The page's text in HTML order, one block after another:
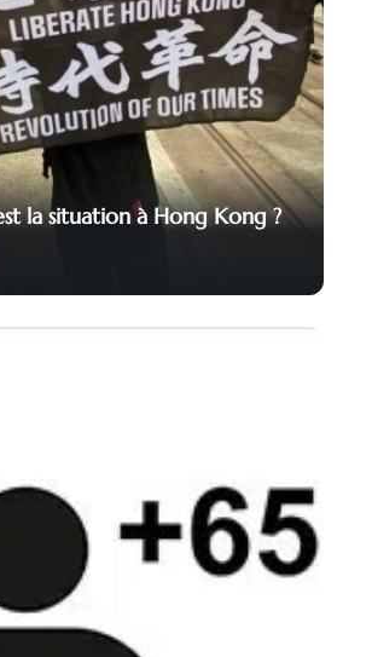
la situation à Hong Kong ?